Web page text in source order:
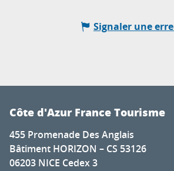
Signaler une
Côte d'Azur France Tourisme
455 Promenade Des Anglais
Bâtiment HORIZON – CS 53126
06203 NICE Cedex 3